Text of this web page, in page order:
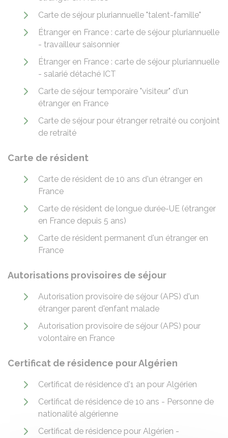
Carte de séjour pluriannuelle "talent-famille"
Étranger en France : carte de séjour pluriannuelle
- travailleur saisonnier
Étranger en France : carte de séjour pluriannuelle
- salarié détaché ICT
Carte de séjour temporaire "visiteur" d'un
étranger en France
Carte de séjour pour étranger retraité ou conjoint
de retraité
Carte de résident
Carte de résident de 10 ans d'un étranger en
France
Carte de résident de longue durée-UE (étranger
en France depuis 5 ans)
Carte de résident permanent d'un étranger en
France
Autorisations provisoires de séjour
Autorisation provisoire de séjour (APS) d'un
étranger parent d'enfant malade
Autorisation provisoire de séjour (APS) pour
volontaire en France
Certificat de résidence pour Algérien
Certificat de résidence d'1 an pour Algérien
Certificat de résidence de 10 ans - Personne de
nationalité algérienne
Certificat de résidence pour Algérien -